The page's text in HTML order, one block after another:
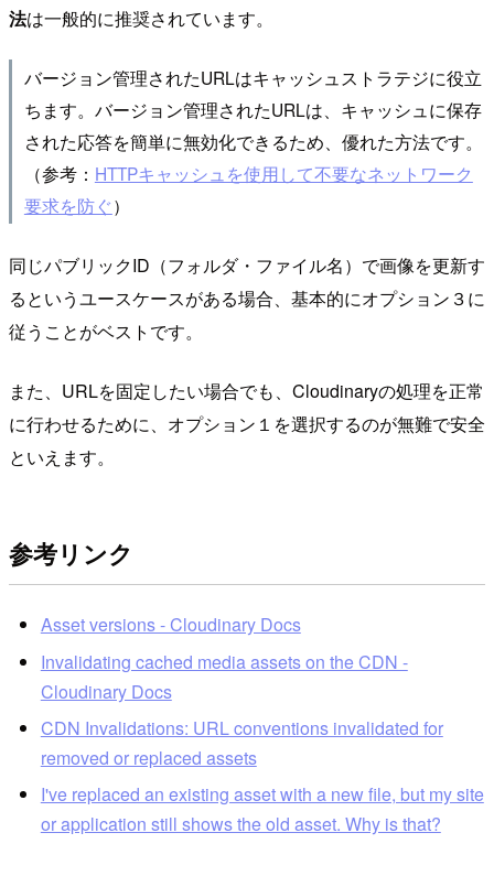
法は一般的に推奨されています。
バージョン管理されたURLはキャッシュストラテジに役立
ちます。バージョン管理されたURLは、キャッシュに保存
された応答を簡単に無効化できるため、優れた方法です。
（参考： HTTPキャッシュを使用して不要なネットワーク
要求を防ぐ）
同じパブリックID（フォルダ・ファイル名）で画像を更新す
るというユースケースがある場合、基本的にオプション３に
従うことがベストです。
また、URLを固定したい場合でも、Cloudinaryの処理を正常
に行わせるために、オプション１を選択するのが無難で安全
といえます。
参考リンク
Asset versions - Cloudinary Docs
Invalidating cached media assets on the CDN -
Cloudinary Docs
CDN Invalidations: URL conventions invalidated for
removed or replaced assets
I've replaced an existing asset with a new file, but my site
or application still shows the old asset. Why is that?